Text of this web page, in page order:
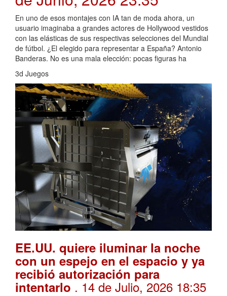
En uno de esos montajes con IA tan de moda ahora, un
usuario imaginaba a grandes actores de Hollywood vestidos
con las elásticas de sus respectivas selecciones del Mundial
de fútbol. ¿El elegido para representar a España? Antonio
Banderas. No es una mala elección: pocas figuras ha
3d Juegos
EE.UU. quiere iluminar la noche
con un espejo en el espacio y ya
recibió autorización para
intentarlo . 14 de Julio, 2026 18:35